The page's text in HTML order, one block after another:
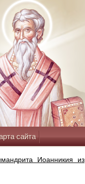
сайта
Иоанникия из